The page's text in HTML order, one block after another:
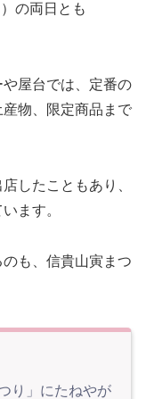
の両日とも
屋台では、定番の
物、限定商品まで
したこともあり、
ます。
も、信貴山寅まつ
り」にたねやが